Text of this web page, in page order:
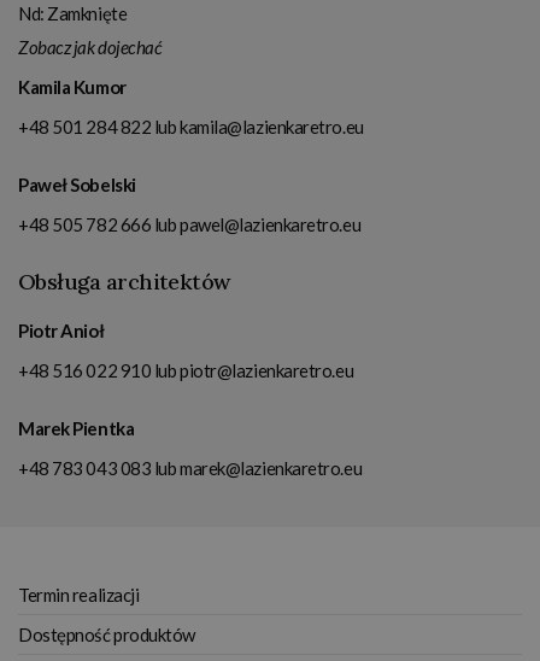
Nd: Zamknięte
Zobacz jak dojechać
Kamila Kumor
+48 501 284 822 lubkamila@lazienkaretro.eu
Paweł Sobelski
+48 505 782 666 lubpawel@lazienkaretro.eu
Obsługa architektów
Piotr Anioł
+48 516 022 910 lubpiotr@lazienkaretro.eu
Marek Pientka
+48 783 043 083 lubmarek@lazienkaretro.eu
Termin realizacji
Dostępność produktów